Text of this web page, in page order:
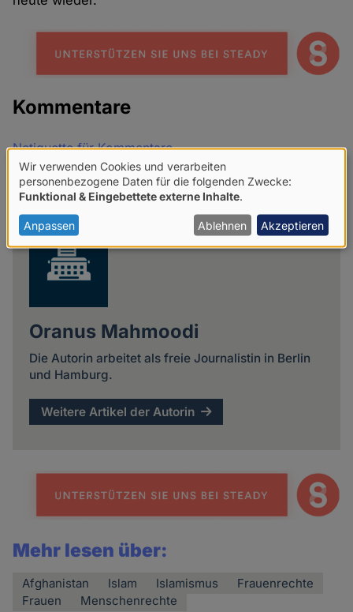
Kommentare
Netiquette für Kommentare
Share
news
Oranus Mahmoodi
Die Autorin arbeitet als freie Journalistin in Berlin
und Hamburg.
Weitere Artikel der Autorin
Mehr lesen über:
Afghanistan Islam Islamismus
Frauenrechte
Frauen
Menschenrechte
Verwendung
von
personenbezogenen
Daten
und
Wir verwenden Cookies und verarbeiten
personenbezogene Daten für die folgenden Zwecke:
Funktional & Eingebettete externe Inhalte.
Anpassen Ablehnen Akzeptieren